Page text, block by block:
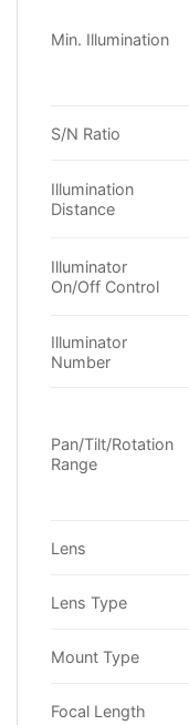
Min. Illumination
S/N Ratio
Illumination
Distance
Illuminator
On/Off Control
Illuminator
Number
Pan/Tilt/Rotation
Range
Lens
Lens Type
Mount Type
Focal Length